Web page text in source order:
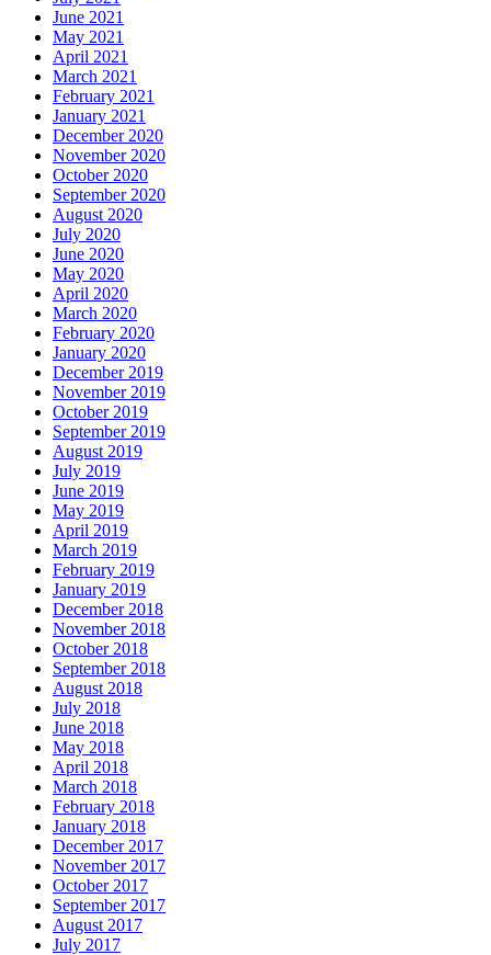
June 2021
May 2021
April 2021
March 2021
February 2021
January 2021
December 2020
November 2020
October 2020
September 2020
August 2020
July 2020
June 2020
May 2020
April 2020
March 2020
February 2020
January 2020
December 2019
November 2019
October 2019
September 2019
August 2019
July 2019
June 2019
May 2019
April 2019
March 2019
February 2019
January 2019
December 2018
November 2018
October 2018
September 2018
August 2018
July 2018
June 2018
May 2018
April 2018
March 2018
February 2018
January 2018
December 2017
November 2017
October 2017
September 2017
August 2017
July 2017